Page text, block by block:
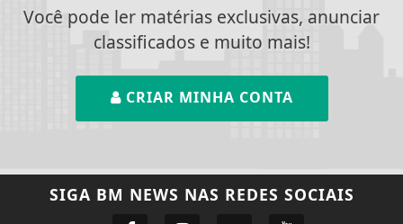
Você pode ler matérias exclusivas, anunciar
classificados e muito mais!
CRIAR MINHA CONTA
SIGA BM NEWS NAS REDES SOCIAIS